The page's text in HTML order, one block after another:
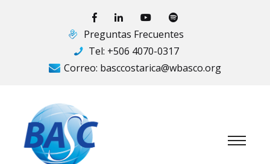
Preguntas Frecuentes
Tel: +506 4070-0317
Correo: basccostarica@wbasco.org